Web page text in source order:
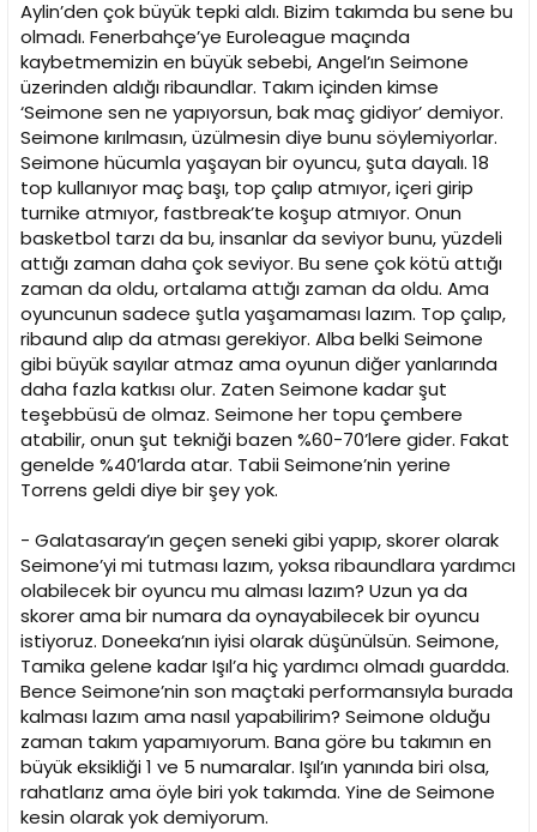
Aylin’den çok büyük tepki aldı. Bizim takımda bu sene bu
olmadı. Fenerbahçe’ye Euroleague maçında
kaybetmemizin en büyük sebebi, Angel’ın Seimone
üzerinden aldığı ribaundlar. Takım içinden kimse
‘Seimone sen ne yapıyorsun, bak maç gidiyor’ demiyor.
Seimone kırılmasın, üzülmesin diye bunu söylemiyorlar.
Seimone hücumla yaşayan bir oyuncu, şuta dayalı. 18
top kullanıyor maç başı, top çalıp atmıyor, içeri girip
turnike atmıyor, fastbreak’te koşup atmıyor. Onun
basketbol tarzı da bu, insanlar da seviyor bunu, yüzdeli
attığı zaman daha çok seviyor. Bu sene çok kötü attığı
zaman da oldu, ortalama attığı zaman da oldu. Ama
oyuncunun sadece şutla yaşamaması lazım. Top çalıp,
ribaund alıp da atması gerekiyor. Alba belki Seimone
gibi büyük sayılar atmaz ama oyunun diğer yanlarında
daha fazla katkısı olur. Zaten Seimone kadar şut
teşebbüsü de olmaz. Seimone her topu çembere
atabilir, onun şut tekniği bazen %60-70’lere gider. Fakat
genelde %40’larda atar. Tabii Seimone’nin yerine
Torrens geldi diye bir şey yok.
- Galatasaray’ın geçen seneki gibi yapıp, skorer olarak
Seimone’yi mi tutması lazım, yoksa ribaundlara yardımcı
olabilecek bir oyuncu mu alması lazım? Uzun ya da
skorer ama bir numara da oynayabilecek bir oyuncu
istiyoruz. Doneeka’nın iyisi olarak düşünülsün. Seimone,
Tamika gelene kadar Işıl’a hiç yardımcı olmadı guardda.
Bence Seimone’nin son maçtaki performansıyla burada
kalması lazım ama nasıl yapabilirim? Seimone olduğu
zaman takım yapamıyorum. Bana göre bu takımın en
büyük eksikliği 1 ve 5 numaralar. Işıl’ın yanında biri olsa,
rahatlarız ama öyle biri yok takımda. Yine de Seimone
kesin olarak yok demiyorum.